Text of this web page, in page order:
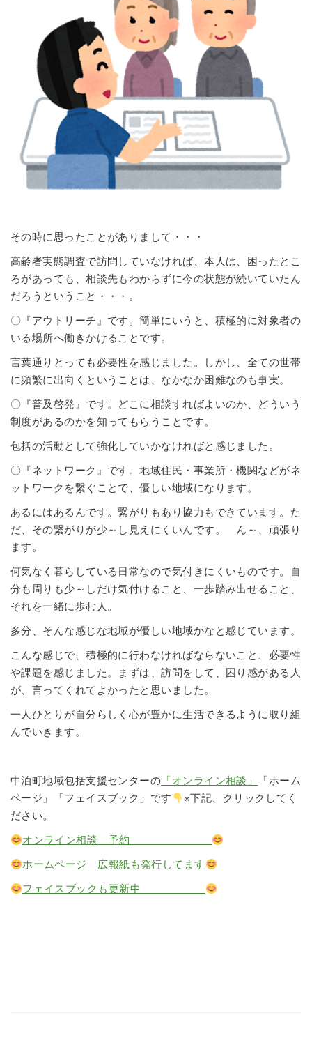
その時に思ったことがありまして・・・
高齢者実態調査で訪問していなければ、本人は、困ったとこ
ろがあっても、相談先もわからずに今の状態が続いていたん
だろうということ・・・。
〇『アウトリーチ』です。簡単にいうと、積極的に対象者の
いる場所へ働きかけることです。
言葉通りとっても必要性を感じました。しかし、全ての世帯
に頻繁に出向くということは、なかなか困難なのも事実。
〇『普及啓発』です。どこに相談すればよいのか、どういう
制度があるのかを知ってもらうことです。
包括の活動として強化していかなければと感じました。
〇『ネットワーク』です。地域住民・事業所・機関などがネ
ットワークを繋ぐことで、優しい地域になります。
あるにはあるんです。繋がりもあり協力もできています。た
だ、その繋がりが少～し見えにくいんです。 ん～、頑張り
ます。
何気なく暮らしている日常なので気付きにくいものです。自
分も周りも少～しだけ気付けること、一歩踏み出せること、
それを一緒に歩む人。
多分、そんな感じな地域が優しい地域かなと感じています。
こんな感じで、積極的に行わなければならないこと、必要性
や課題を感じました。まずは、訪問をして、困り感がある人
が、言ってくれてよかったと思いました。
一人ひとりが自分らしく心が豊かに生活できるように取り組
んでいきます。
中泊町地域包括支援センターの 「オンライン相談」
「ホーム
ページ」「フェイスブック」です
※下記、クリックしてく
ださい。
オンライン相談 予約
ホームページ 広報紙も発行してます
フェイスブックも更新中